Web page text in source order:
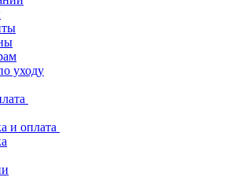
уходу
и оплата